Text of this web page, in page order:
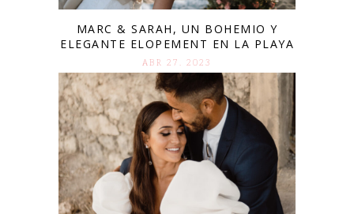
MARC & SARAH, UN BOHEMIO Y
ELEGANTE ELOPEMENT EN LA PLAYA
ABR 27. 2023